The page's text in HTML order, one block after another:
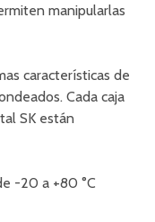
manipularlas
características de
Cada caja
SK están
-20 a +80 °C